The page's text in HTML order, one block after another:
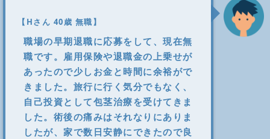
【Hさん 40歳 無職】
職場の早期退職に応募をして、現在無
職です。雇用保険や退職金の上乗せが
あったので少しお金と時間に余裕がで
きました。旅行に行く気分でもなく、
自己投資として包茎治療を受けてきま
した。術後の痛みはそれなりにありま
したが、家で数日安静にできたので良